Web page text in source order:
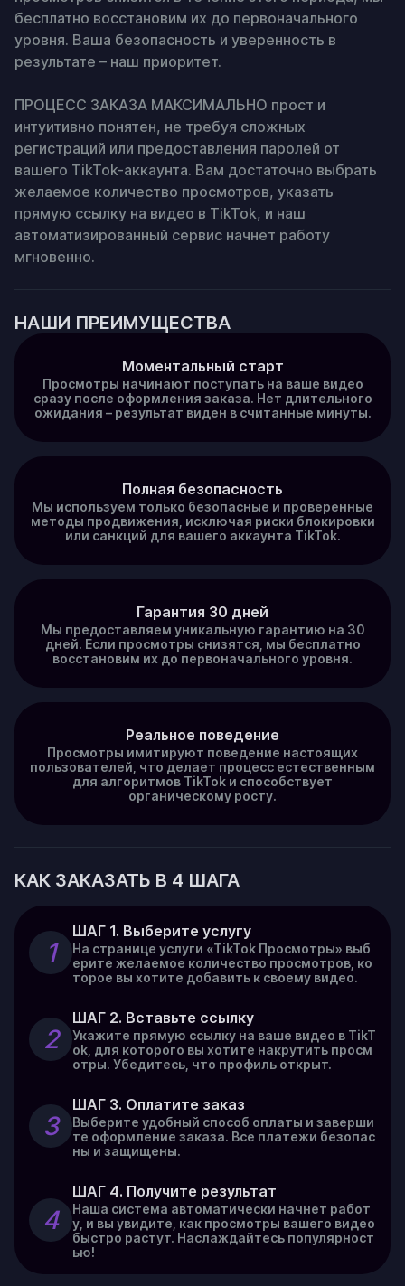
бесплатно восстановим их до первоначального
уровня. Ваша безопасность и уверенность в
результате – наш приоритет.
ПРОЦЕСС ЗАКАЗА МАКСИМАЛЬНО прост и
интуитивно понятен, не требуя сложных
регистраций или предоставления паролей от
вашего TikTok-аккаунта. Вам достаточно выбрать
желаемое количество просмотров, указать
прямую ссылку на видео в TikTok, и наш
автоматизированный сервис начнет работу
мгновенно.
НАШИ ПРЕИМУЩЕСТВА
Моментальный старт
Просмотры начинают поступать на ваше видео
сразу после оформления заказа. Нет длительного
ожидания – результат виден в считанные минуты.
Полная безопасность
Мы используем только безопасные и проверенные
методы продвижения, исключая риски блокировки
или санкций для вашего аккаунта TikTok.
Гарантия 30 дней
Мы предоставляем уникальную гарантию на 30
дней. Если просмотры снизятся, мы бесплатно
восстановим их до первоначального уровня.
Реальное поведение
Просмотры имитируют поведение настоящих
пользователей, что делает процесс естественным
для алгоритмов TikTok и способствует
органическому росту.
КАК ЗАКАЗАТЬ В 4 ШАГА
1
ШАГ 1. Выберите услугу
На странице услуги «TikTok Просмотры» выб
ерите желаемое количество просмотров, ко
торое вы хотите добавить к своему видео.
2
ШАГ 2. Вставьте ссылку
Укажите прямую ссылку на ваше видео в TikT
ok, для которого вы хотите накрутить просм
отры. Убедитесь, что профиль открыт.
3
ШАГ 3. Оплатите заказ
Выберите удобный способ оплаты и заверши
те оформление заказа. Все платежи безопас
ны и защищены.
4
ШАГ 4. Получите результат
Наша система автоматически начнет работ
у, и вы увидите, как просмотры вашего видео
быстро растут. Наслаждайтесь популярност
ью!